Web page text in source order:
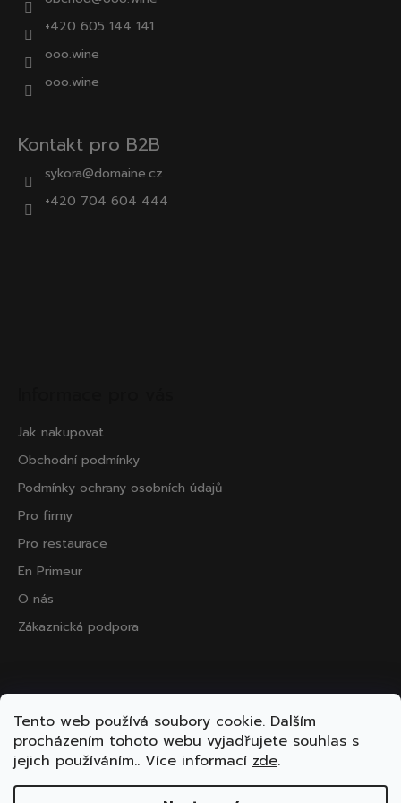
Tento web používá soubory cookie. Dalším
procházením tohoto webu vyjadřujete souhlas s
jejich používáním.. Více informací zde.
+420 605 144 141
ooo.wine
ooo.wine
Kontakt pro B2B
sykora@domaine.cz
+420 704 604 444
Jak nakupovat
Obchodní podmínky
Podmínky ochrany osobních údajů
Pro firmy
Pro restaurace
En Primeur
O nás
Zákaznická podpora
Přijímáme online platby